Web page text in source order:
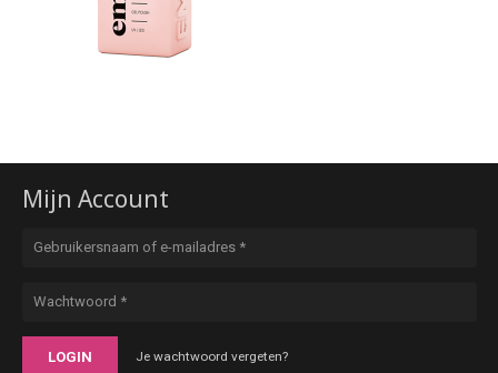
Mijn Account
LOGIN Je wachtwoord vergeten?